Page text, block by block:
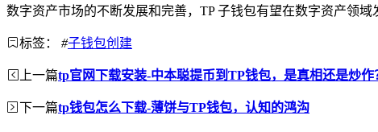
数字资产市场的不断发展和完善，TP 子钱包有望在数字资产领
标签： #子钱包创建
上一篇tp官网下载安装-中本聪提币到TP钱包，是真相还是炒作
下一篇tp钱包怎么下载-薄饼与TP钱包，认知的鸿沟